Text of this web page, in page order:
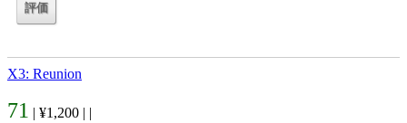
X3: Reunion
71 | ¥1,200 | |